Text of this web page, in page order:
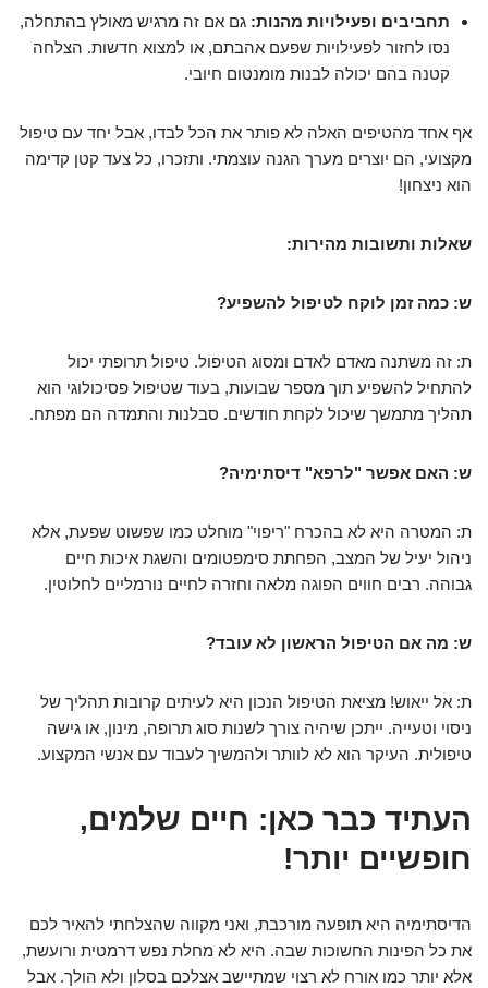
תחביבים ופעילויות מהנות: גם אם זה מרגיש מאולץ בהתחלה,
נסו לחזור לפעילויות שפעם אהבתם, או למצוא חדשות. הצלחה
קטנה בהם יכולה לבנות מומנטום חיובי.
אף אחד מהטיפים האלה לא פותר את הכל לבדו, אבל יחד עם טיפול
מקצועי, הם יוצרים מערך הגנה עוצמתי. ותזכרו, כל צעד קטן קדימה
הוא ניצחון!
שאלות ותשובות מהירות:
ש: כמה זמן לוקח לטיפול להשפיע?
ת: זה משתנה מאדם לאדם ומסוג הטיפול. טיפול תרופתי יכול
להתחיל להשפיע תוך מספר שבועות, בעוד שטיפול פסיכולוגי הוא
תהליך מתמשך שיכול לקחת חודשים. סבלנות והתמדה הם מפתח.
ש: האם אפשר "לרפא" דיסתימיה?
ת: המטרה היא לא בהכרח "ריפוי" מוחלט כמו שפשוט שפעת, אלא
ניהול יעיל של המצב, הפחתת סימפטומים והשגת איכות חיים
גבוהה. רבים חווים הפוגה מלאה וחזרה לחיים נורמליים לחלוטין.
ש: מה אם הטיפול הראשון לא עובד?
ת: אל ייאוש! מציאת הטיפול הנכון היא לעיתים קרובות תהליך של
ניסוי וטעייה. ייתכן שיהיה צורך לשנות סוג תרופה, מינון, או גישה
טיפולית. העיקר הוא לא לוותר ולהמשיך לעבוד עם אנשי המקצוע.
העתיד כבר כאן: חיים שלמים,
חופשיים יותר!
הדיסתימיה היא תופעה מורכבת, ואני מקווה שהצלחתי להאיר לכם
את כל הפינות החשוכות שבה. היא לא מחלת נפש דרמטית ורועשת,
אלא יותר כמו אורח לא רצוי שמתיישב אצלכם בסלון ולא הולך. אבל